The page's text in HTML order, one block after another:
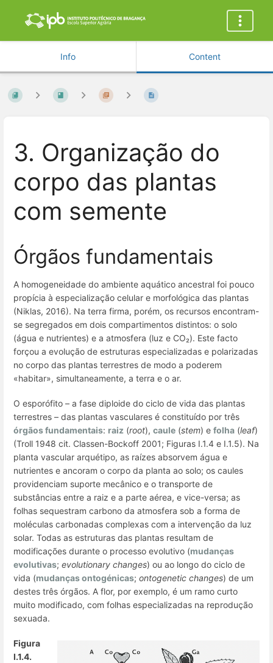
Info Content
3. Organização do
corpo das plantas
com semente
Órgãos fundamentais
A homogeneidade do ambiente aquático ancestral foi pouco
propícia à especialização celular e morfológica das plantas
(Niklas, 2016). Na terra firma, porém, os recursos encontram-
se segregados em dois compartimentos distintos: o solo
(água e nutrientes) e a atmosfera (luz e CO₂). Este facto
forçou a evolução de estruturas especializadas e polarizadas
no corpo das plantas terrestres de modo a poderem
«habitar», simultaneamente, a terra e o ar.
O esporófito – a fase diploide do ciclo de vida das plantas
terrestres – das plantas vasculares é constituído por três
órgãos fundamentais: raiz (root), caule (stem) e folha (leaf)
(Troll 1948 cit. Classen-Bockoff 2001; Figuras I.1.4 e I.1.5). Na
planta vascular arquétipo, as raízes absorvem água e
nutrientes e ancoram o corpo da planta ao solo; os caules
providenciam suporte mecânico e o transporte de
substâncias entre a raiz e a parte aérea, e vice-versa; as
folhas sequestram carbono da atmosfera sob a forma de
moléculas carbonadas complexas com a intervenção da luz
solar. Todas as estruturas das plantas resultam de
modificações durante o processo evolutivo (mudanças
evolutivas; evolutionary changes) ou ao longo do ciclo de
vida (mudanças ontogénicas; ontogenetic changes) de um
destes três órgãos. A flor, por exemplo, é um ramo curto
muito modificado, com folhas especializadas na reprodução
sexuada.
Figura
I.1.4.